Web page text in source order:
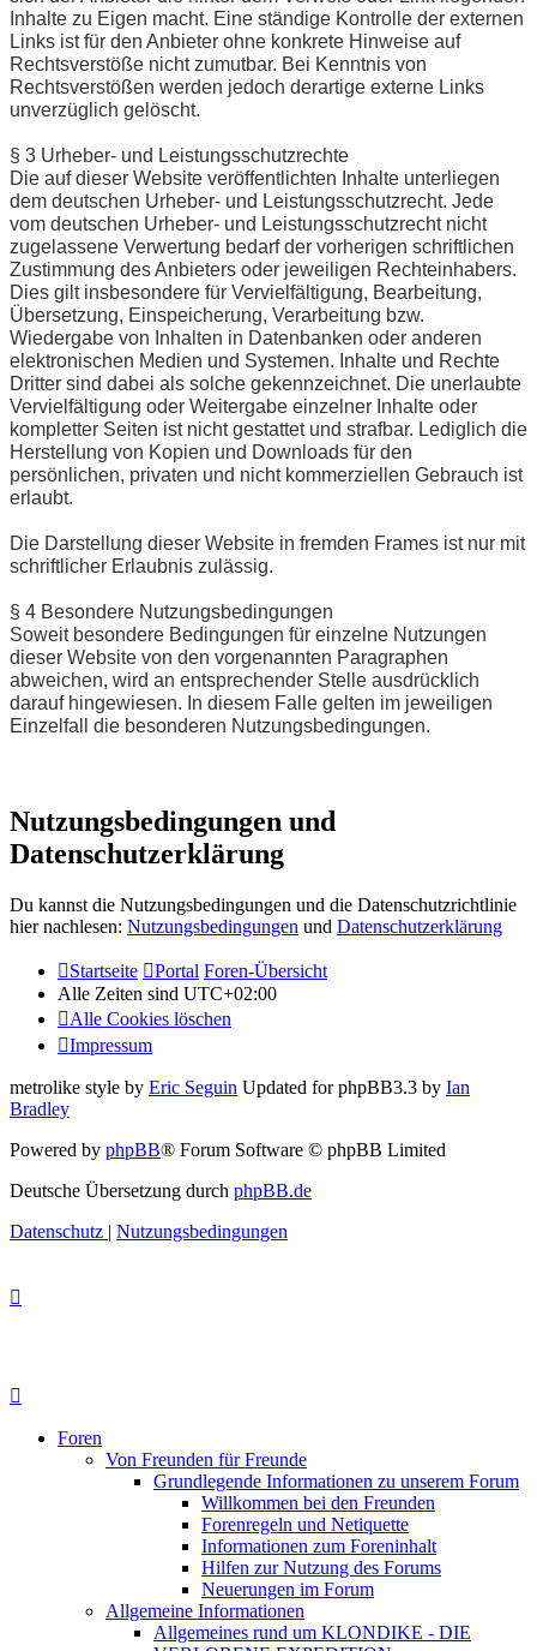
Inhalte zu Eigen macht. Eine ständige Kontrolle der externen
Links ist für den Anbieter ohne konkrete Hinweise auf
Rechtsverstöße nicht zumutbar. Bei Kenntnis von
Rechtsverstößen werden jedoch derartige externe Links
unverzüglich gelöscht.
§ 3 Urheber- und Leistungsschutzrechte
Die auf dieser Website veröffentlichten Inhalte unterliegen
dem deutschen Urheber- und Leistungsschutzrecht. Jede
vom deutschen Urheber- und Leistungsschutzrecht nicht
zugelassene Verwertung bedarf der vorherigen schriftlichen
Zustimmung des Anbieters oder jeweiligen Rechteinhabers.
Dies gilt insbesondere für Vervielfältigung, Bearbeitung,
Übersetzung, Einspeicherung, Verarbeitung bzw.
Wiedergabe von Inhalten in Datenbanken oder anderen
elektronischen Medien und Systemen. Inhalte und Rechte
Dritter sind dabei als solche gekennzeichnet. Die unerlaubte
Vervielfältigung oder Weitergabe einzelner Inhalte oder
kompletter Seiten ist nicht gestattet und strafbar. Lediglich die
Herstellung von Kopien und Downloads für den
persönlichen, privaten und nicht kommerziellen Gebrauch ist
erlaubt.
Die Darstellung dieser Website in fremden Frames ist nur mit
schriftlicher Erlaubnis zulässig.
§ 4 Besondere Nutzungsbedingungen
Soweit besondere Bedingungen für einzelne Nutzungen
dieser Website von den vorgenannten Paragraphen
abweichen, wird an entsprechender Stelle ausdrücklich
darauf hingewiesen. In diesem Falle gelten im jeweiligen
Einzelfall die besonderen Nutzungsbedingungen.
Nutzungsbedingungen und
Datenschutzerklärung
Du kannst die Nutzungsbedingungen und die Datenschutzrichtlinie
hier nachlesen: Nutzungsbedingungen und Datenschutzerklärung
Startseite Portal Foren-Übersicht
Alle Zeiten sind UTC+02:00
Alle Cookies löschen
Impressum
metrolike style by Eric Seguin Updated for phpBB3.3 by Ian
Bradley
Powered by phpBB® Forum Software © phpBB Limited
Deutsche Übersetzung durch phpBB.de
Datenschutz | Nutzungsbedingungen
Foren
Von Freunden für Freunde
Grundlegende Informationen zu unserem Forum
Willkommen bei den Freunden
Forenregeln und Netiquette
Informationen zum Foreninhalt
Hilfen zur Nutzung des Forums
Neuerungen im Forum
Allgemeine Informationen
Allgemeines rund um KLONDIKE - DIE